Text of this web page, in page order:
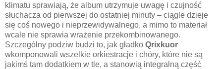
klimatu sprawiają, że album utrzymuje uwagę i czujność
słuchacza od pierwszej do ostatniej minuty – ciągle dzieje
się coś nowego i nieprzewidywalnego, a mimo to materiał
wcale nie sprawia wrażenie przekombinowanego.
Szczególny podziw budzi to, jak gładko Qrixkuor
wkomponowali wszelkie orkiestracje i chóry, które nie są
jakimś tam dodatkiem w tle, a stanowią integralną część